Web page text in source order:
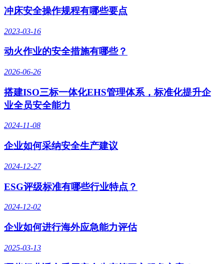
冲床安全操作规程有哪些要点
2023-03-16
动火作业的安全措施有哪些？
2026-06-26
搭建ISO三标一体化EHS管理体系，标准化提升企
业全员安全能力
2024-11-08
企业如何采纳安全生产建议
2024-12-27
ESG评级标准有哪些行业特点？
2024-12-02
企业如何进行海外应急能力评估
2025-03-13